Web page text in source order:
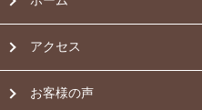
アクセス
お客様の声